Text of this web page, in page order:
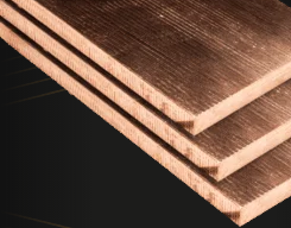
prodotto